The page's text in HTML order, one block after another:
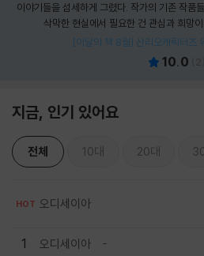
이야기들을 섬세하게 그렸다. 작가의 기존 작품
삭막한 현실에서 필요한 건 관심과 희망
[이달의 책 8월] 산리오캐릭터즈
10.0
지금, 인기 있어요
전체 10대 20대
HOT 오디세이아
1 오디세이아